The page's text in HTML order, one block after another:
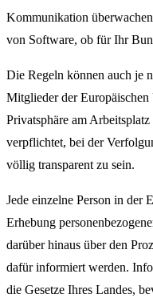
Kommunikation
von Software, ob für Ihr
Die Regeln können auch je
Mitglieder der
Privatsphäre am
verpflichtet, bei der
völlig transparent zu sein.
Jede einzelne Person in der
Erhebung
darüber hinaus über den
dafür informiert werden.
die Gesetze Ihres Landes,